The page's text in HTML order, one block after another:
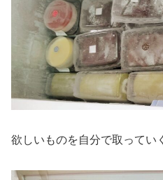
欲しいものを自分で取ってい